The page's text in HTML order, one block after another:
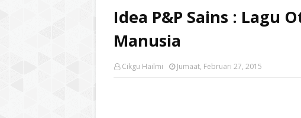
Idea P&P Sains : Lagu
Manusia
Cikgu Hailmi Jumaat, Februari 27, 2015